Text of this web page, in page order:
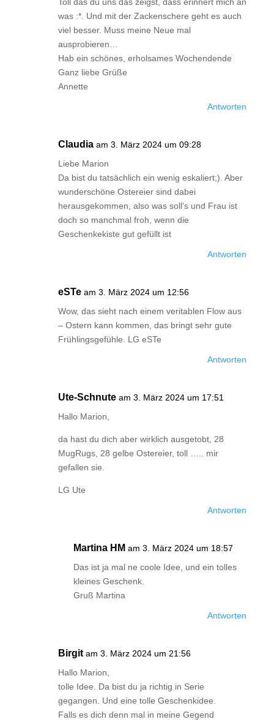
was :*. Und mit der Zackenschere geht es auch
viel besser. Muss meine Neue mal
ausprobieren…
Hab ein schönes, erholsames Wochendende
Ganz liebe Grüße
Annette
Antworten
Claudia am 3. März 2024 um 09:28
Liebe Marion
Da bist du tatsächlich ein wenig eskaliert;). Aber
wunderschöne Ostereier sind dabei
herausgekommen, also was soll’s und Frau ist
doch so manchmal froh, wenn die
Geschenkekiste gut gefüllt ist
Antworten
eSTe am 3. März 2024 um 12:56
Wow, das sieht nach einem veritablen Flow aus
– Ostern kann kommen, das bringt sehr gute
Frühlingsgefühle. LG eSTe
Antworten
Ute-Schnute am 3. März 2024 um 17:51
Hallo Marion,
da hast du dich aber wirklich ausgetobt, 28
MugRugs, 28 gelbe Ostereier, toll ….. mir
gefallen sie.
LG Ute
Antworten
Martina HM am 3. März 2024 um 18:57
Das ist ja mal ne coole Idee, und ein tolles
kleines Geschenk.
Gruß Martina
Antworten
Birgit am 3. März 2024 um 21:56
Hallo Marion,
tolle Idee. Da bist du ja richtig in Serie
gegangen. Und eine tolle Geschenkidee.
Falls es dich denn mal in meine Gegend